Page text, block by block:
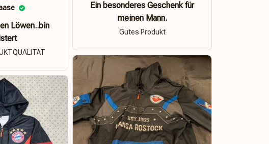
Ein besonderes Geschenk für
meinen Mann.
Gutes Produkt
Löwen..bin